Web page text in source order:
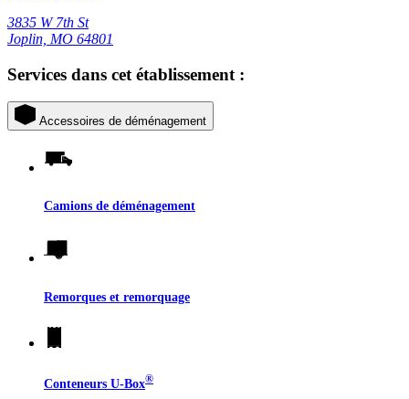
3835 W 7th St
Joplin, MO 64801
Services dans cet établissement :
Accessoires de déménagement
Camions de déménagement
Remorques et remorquage
Conteneurs U-Box®